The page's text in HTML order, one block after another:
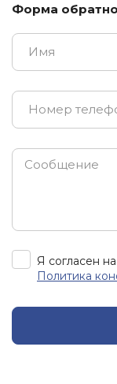
Форма
Я согласен
Политика